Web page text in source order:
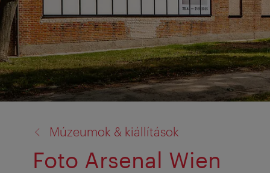
Múzeumok & kiállítások
Foto Arsenal Wien